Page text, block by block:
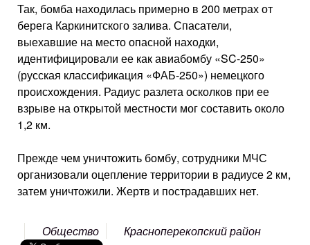
Так, бомба находилась примерно в 200 метрах от
берега Каркинитского залива. Спасатели,
выехавшие на место опасной находки,
идентифицировали ее как авиабомбу «SC-250»
(русская классификация «ФАБ-250») немецкого
происхождения. Радиус разлета осколков при ее
взрыве на открытой местности мог составить около
1,2 км.
Прежде чем уничтожить бомбу, сотрудники МЧС
организовали оцепление территории в радиусе 2 км,
затем уничтожили. Жертв и пострадавших нет.
Общество Красноперекопский район